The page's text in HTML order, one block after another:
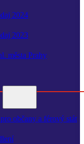
2024
2023
města Prahy
občany a férový stát